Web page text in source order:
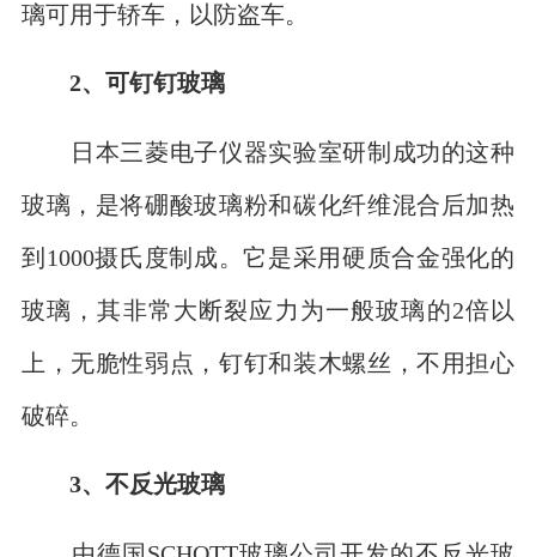
璃可用于轿车，以防盗车。
2、可钉钉玻璃
日本三菱电子仪器实验室研制成功的这种
玻璃，是将硼酸玻璃粉和碳化纤维混合后加热
到1000摄氏度制成。它是采用硬质合金强化的
玻璃，其非常大断裂应力为一般玻璃的2倍以
上，无脆性弱点，钉钉和装木螺丝，不用担心
破碎。
3、不反光玻璃
由德国SCHOTT玻璃公司开发的不反光玻